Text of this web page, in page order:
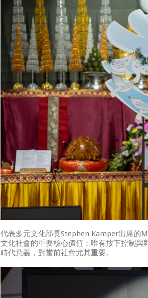
代表多元文化部長Stephen Kamper出席的
文化社會的重要核心價值；唯有放下控制
時代意義，對當前社會尤其重要。